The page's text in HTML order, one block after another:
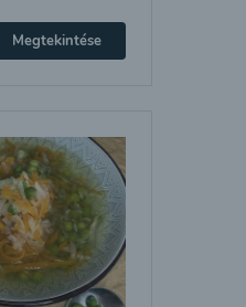
Megtekintése